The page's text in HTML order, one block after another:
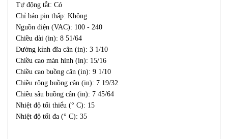
Tự động tắt: Có
Chỉ báo pin thấp: Không
Nguồn điện (VAC): 100 - 240
Chiều dài (in): 8 51/64
Đường kính đĩa cân (in): 3 1/10
Chiều cao màn hình (in): 15/16
Chiều cao buồng cân (in): 9 1/10
Chiều rộng buồng cân (in): 7 19/32
Chiều sâu buồng cân (in): 7 45/64
Nhiệt độ tối thiểu (° C): 15
Nhiệt độ tối đa (° C): 35